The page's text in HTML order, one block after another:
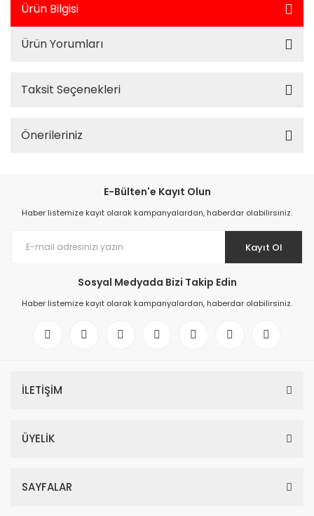
Ürün Bilgisi
Ürün Yorumları
Taksit Seçenekleri
Önerileriniz
E-Bülten'e Kayıt Olun
Haber listemize kayıt olarak kampanyalardan, haberdar olabilirsiniz.
Kayıt Ol
Sosyal Medyada Bizi Takip Edin
Haber listemize kayıt olarak kampanyalardan, haberdar olabilirsiniz.
İLETİŞİM
ÜYELİK
SAYFALAR